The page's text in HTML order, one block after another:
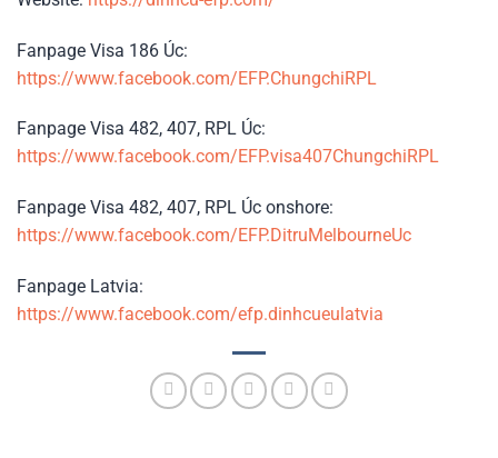
Fanpage Visa 186 Úc:
https://www.facebook.com/EFP.ChungchiRPL
Fanpage Visa 482, 407, RPL Úc:
https://www.facebook.com/EFP.visa407ChungchiRPL
Fanpage Visa 482, 407, RPL Úc onshore:
https://www.facebook.com/EFP.DitruMelbourneUc
Fanpage Latvia:
https://www.facebook.com/efp.dinhcueulatvia